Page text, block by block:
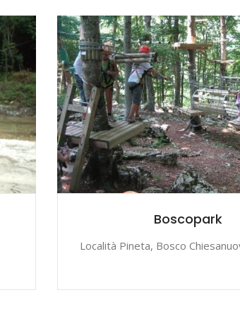
Boscopark
Località Pineta, Bosco